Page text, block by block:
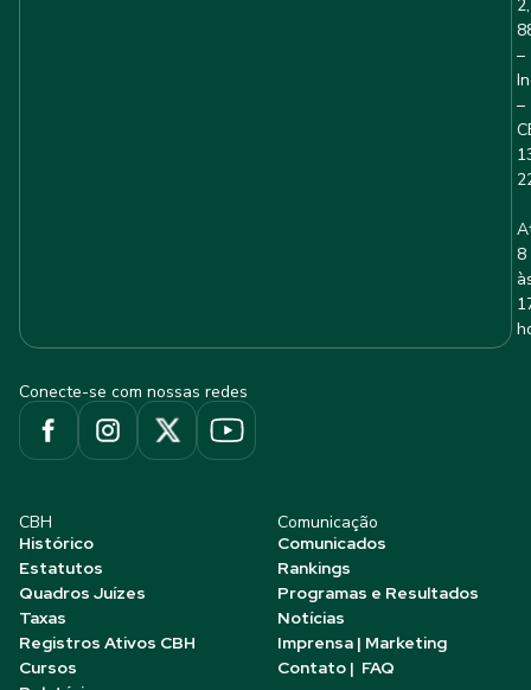
2,
–
–
8
Conecte-se com nossas redes
CBH
Histórico
Estatutos
Quadros Juízes
Taxas
Registros Ativos CBH
Cursos
Comunicação
Comunicados
Rankings
Programas e Resultados
Notícias
Imprensa | Marketing
Contato | FAQ